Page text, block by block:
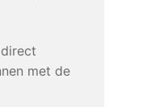
met de